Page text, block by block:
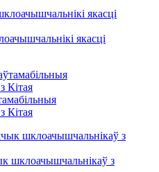
якасці
Кітая
шклоачышчальнікаў з